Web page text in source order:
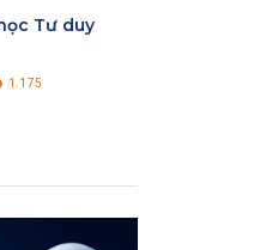
Tư duy
1.175